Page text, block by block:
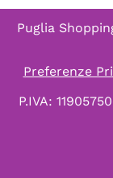
Puglia
Preferenze
P.IVA: